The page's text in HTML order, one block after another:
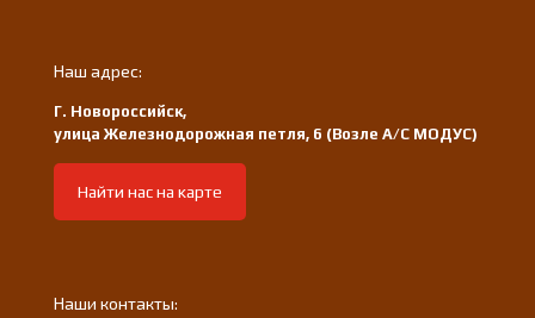
Наш адрес:
Г. Новороссийск,
улица Железнодорожная петля, 6 (Возле А/С МОДУС)
Найти нас на карте
Наши контакты: